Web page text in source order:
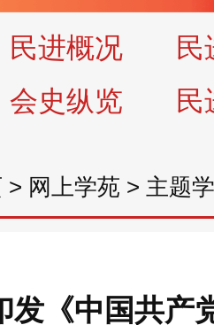
民进概况
民
会史纵览 民
> 网上学苑 > 主题
发《中国共产